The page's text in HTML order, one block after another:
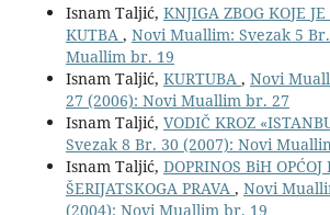
Isnam Taljić, KNJIGA ZBOG KOJE
KUTBA , Novi Muallim: Svezak 5
Muallim br. 19
Isnam Taljić, KURTUBA , Novi
27 (2006): Novi Muallim br. 27
Isnam Taljić, VODIČ KROZ
Svezak 8 Br. 30 (2007): Novi
Isnam Taljić, DOPRINOS BiH OPĆOJ
ŠERIJATSKOGA PRAVA , Novi
(2004): Novi Muallim br. 19